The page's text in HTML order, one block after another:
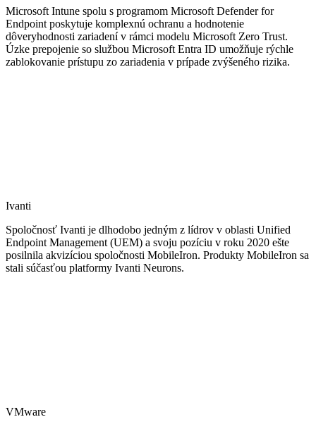
Microsoft Intune spolu s programom Microsoft Defender for
Endpoint poskytuje komplexnú ochranu a hodnotenie
dôveryhodnosti zariadení v rámci modelu Microsoft Zero Trust.
Úzke prepojenie so službou Microsoft Entra ID umožňuje rýchle
zablokovanie prístupu zo zariadenia v prípade zvýšeného rizika.
Ivanti
Spoločnosť Ivanti je dlhodobo jedným z lídrov v oblasti Unified
Endpoint Management (UEM) a svoju pozíciu v roku 2020 ešte
posilnila akvizíciou spoločnosti MobileIron. Produkty MobileIron sa
stali súčasťou platformy Ivanti Neurons.
VMware